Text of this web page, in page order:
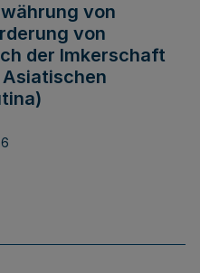
von
von
der Imkerschaft